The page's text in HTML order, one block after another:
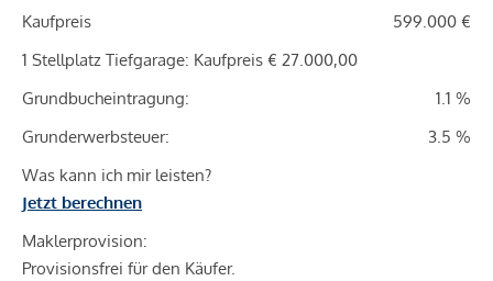
Kaufpreis
599.000 €
1 Stellplatz Tiefgarage: Kaufpreis € 27.000,00
Grundbucheintragung:
1.1 %
Grunderwerbsteuer:
3.5 %
Was kann ich mir leisten?
Jetzt berechnen
Maklerprovision:
Provisionsfrei für den Käufer.